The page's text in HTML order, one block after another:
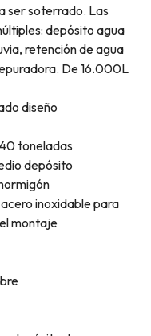
ser soterrado. Las
depósito agua
retención de agua
De 16.000L
diseño
toneladas
depósito
inoxidable para
montaje